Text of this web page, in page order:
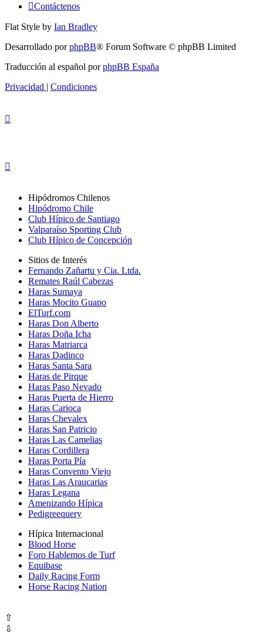
Contáctenos
Flat Style by Ian Bradley
Desarrollado porphpBB® Forum Software © phpBB Limited
Traducción al español porphpBB España
Privacidad | Condiciones
Hipódromos Chilenos
Hipódromo Chile
Club Hípico de Santiago
Valparaíso Sporting Club
Club Hípico de Concepción
Sitios de Interés
Fernando Zañartu y Cia. Ltda.
Remates Raúl Cabezas
Haras Sumaya
Haras Mocito Guapo
ElTurf.com
Haras Don Alberto
Haras Doña Icha
Haras Matriarca
Haras Dadinco
Haras Santa Sara
Haras de Pirque
Haras Paso Nevado
Haras Puerta de Hierro
Haras Carioca
Haras Chevalex
Haras San Patricio
Haras Las Camelias
Haras Cordillera
Haras Porta Pía
Haras Convento Viejo
Haras Las Araucarias
Haras Legana
Amenizando Hípica
Pedigreequery
Hípica Internacional
Blood Horse
Foro Hablemos de Turf
Equibase
Daily Racing Form
Horse Racing Nation
⇧
⇩